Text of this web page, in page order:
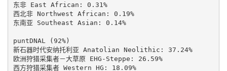
东非 East African: 0.31%
西北非 Northwest African: 0.19%
东南亚 Southeast Asian: 0.14%
puntDNAL (92%)
新石器时代安纳托利亚 Anatolian Neolithic: 37.24%
欧洲狩猎采集者－大草原 EHG-Steppe: 26.59%
西方狩猎采集者 Western HG: 18.09%